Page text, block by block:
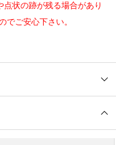
状の跡が残る場合があり
でご安心下さい。